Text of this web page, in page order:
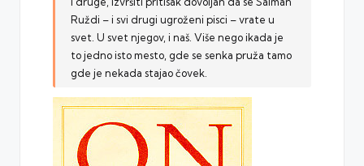
Ruždi – i svi drugi ugroženi pisci – vrate u
svet. U svet njegov, i naš. Više nego ikada je
to jedno isto mesto, gde se senka pruža tamo
gde je nekada stajao čovek.